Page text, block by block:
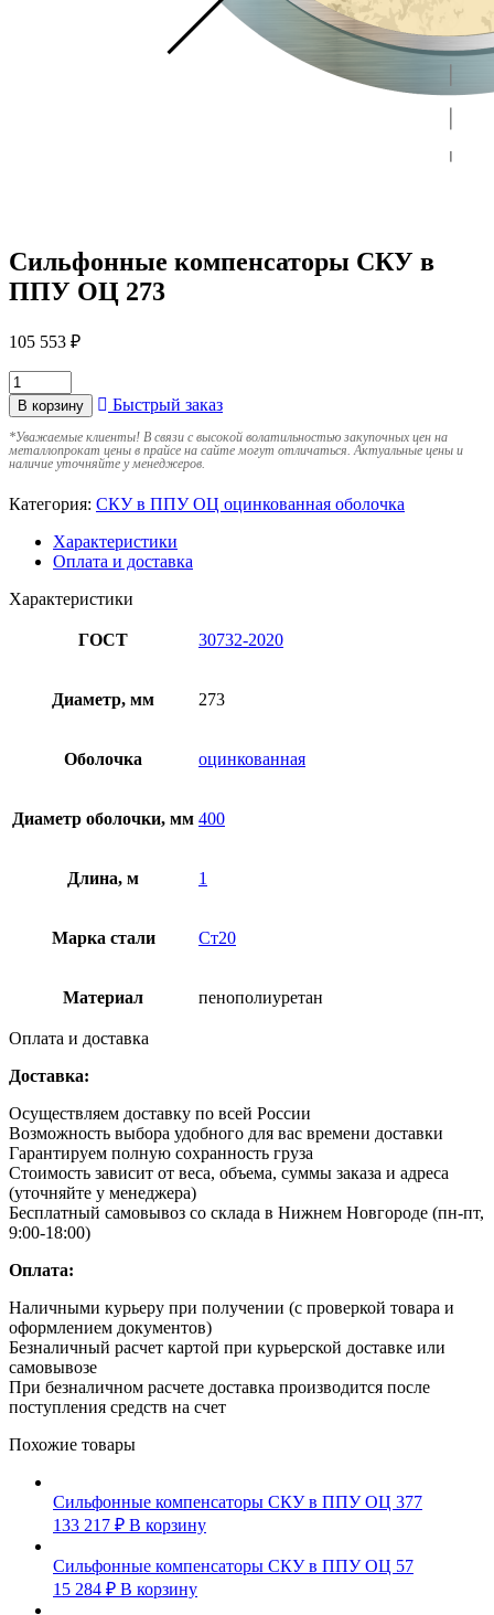
Сильфонные компенсаторы СКУ в
ППУ ОЦ 273
105 553 ₽
В корзину Быстрый заказ
*Уважаемые клиенты! В связи с высокой волатильностью закупочных цен на
металлопрокат цены в прайсе на сайте могут отличаться. Актуальные цены и
наличие уточняйте у менеджеров.
Категория: СКУ в ППУ ОЦ оцинкованная оболочка
Характеристики
Оплата и доставка
Характеристики
ГОСТ 30732-2020
Диаметр, мм 273
Оболочка оцинкованная
Диаметр оболочки, мм 400
Длина, м 1
Марка стали Ст20
Материал пенополиуретан
Оплата и доставка
Доставка:
Осуществляем доставку по всей России
Возможность выбора удобного для вас времени доставки
Гарантируем полную сохранность груза
Стоимость зависит от веса, объема, суммы заказа и адреса
(уточняйте у менеджера)
Бесплатный самовывоз со склада в Нижнем Новгороде (пн-пт,
9:00-18:00)
Оплата:
Наличными курьеру при получении (с проверкой товара и
оформлением документов)
Безналичный расчет картой при курьерской доставке или
самовывозе
При безналичном расчете доставка производится после
поступления средств на счет
Похожие товары
Сильфонные компенсаторы СКУ в ППУ ОЦ 377
133 217 ₽ В корзину
Сильфонные компенсаторы СКУ в ППУ ОЦ 57
15 284 ₽ В корзину